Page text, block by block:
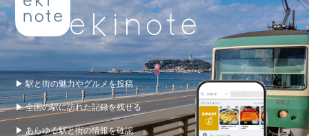
▶ 駅と街の魅力やグルメを投稿
▶ 全国の駅に訪れた記録を残せる
▶ あらゆる駅と街の情報を確認